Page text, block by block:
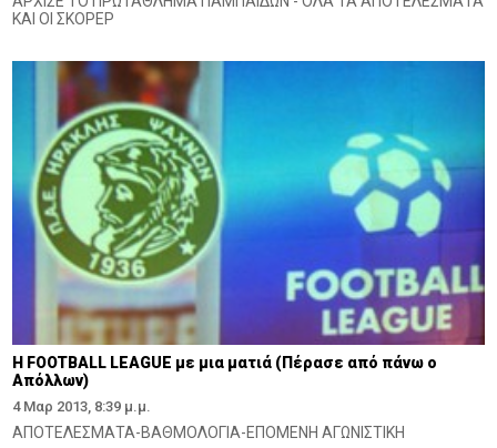
ΚΑΙ ΟΙ ΣΚΟΡΕΡ
H FOOTBALL LEAGUE με μια ματιά (Πέρασε από πάνω ο
Απόλλων)
4 Μαρ 2013, 8:39 μ.μ.
AΠΟΤΕΛΕΣΜΑΤΑ-ΒΑΘΜΟΛΟΓΙΑ-ΕΠΟΜΕΝΗ ΑΓΩΝΙΣΤΙΚΗ